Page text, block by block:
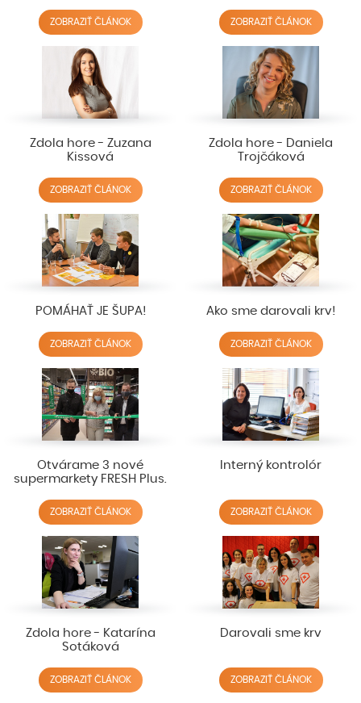
ZOBRAZIŤ ČLÁNOK ZOBRAZIŤ ČLÁNOK
Zdola hore - Zuzana
Kissová
ZOBRAZIŤ ČLÁNOK
Zdola hore - Daniela
Trojčáková
ZOBRAZIŤ ČLÁNOK
POMÁHAŤ JE ŠUPA!
ZOBRAZIŤ ČLÁNOK
Ako sme darovali krv!
ZOBRAZIŤ ČLÁNOK
Otvárame 3 nové
supermarkety FRESH Plus.
ZOBRAZIŤ ČLÁNOK
Interný kontrolór
ZOBRAZIŤ ČLÁNOK
Zdola hore - Katarína
Sotáková
ZOBRAZIŤ ČLÁNOK
Darovali sme krv
ZOBRAZIŤ ČLÁNOK